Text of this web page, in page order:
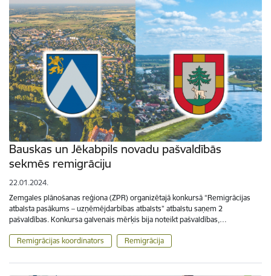
Bauskas un Jēkabpils novadu pašvaldībās
sekmēs remigrāciju
22.01.2024.
Zemgales plānošanas reģiona (ZPR) organizētajā konkursā “Remigrācijas
atbalsta pasākums – uzņēmējdarbības atbalsts” atbalstu saņem 2
pašvaldības. Konkursa galvenais mērķis bija noteikt pašvaldības,…
Remigrācijas koordinators Remigrācija